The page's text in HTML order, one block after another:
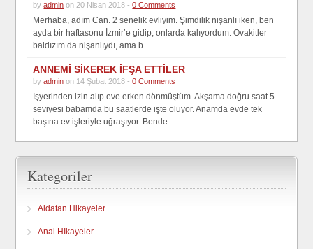
byadmin on 20 Nisan 2018 -0 Comments
Merhaba, adım Can. 2 senelik evliyim. Şimdilik nişanlı iken, ben
ayda bir haftasonu İzmir’e gidip, onlarda kalıyordum. Ovakitler
baldızım da nişanlıydı, ama b...
ANNEMİ SİKEREK İFŞA ETTİLER
byadmin on 14 Şubat 2018 -0 Comments
İşyerinden izin alıp eve erken dönmüştüm. Akşama doğru saat 5
seviyesi babamda bu saatlerde işte oluyor. Anamda evde tek
başına ev işleriyle uğraşıyor. Bende ...
Kategoriler
Aldatan Hikayeler
Anal Hİkayeler